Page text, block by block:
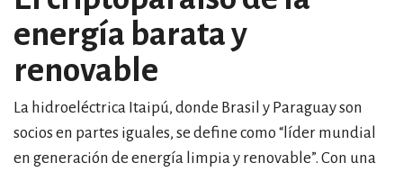
energía barata y
renovable
La hidroeléctrica Itaipú, donde Brasil y Paraguay son
socios en partes iguales, se define como “líder mundial
en generación de energía limpia y renovable”. Con una